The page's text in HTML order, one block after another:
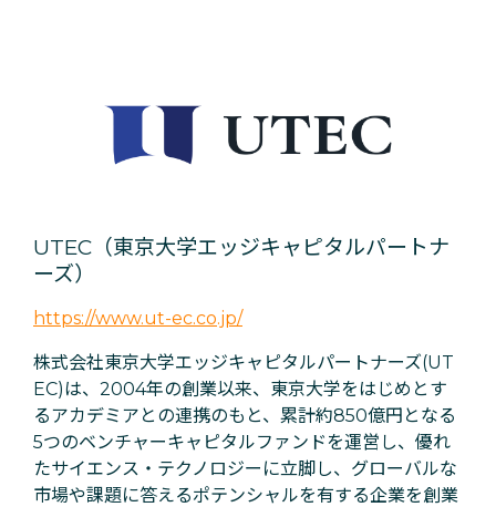
UTEC（東京大学エッジキャピタルパートナ
ーズ）
https://www.ut-ec.co.jp/
株式会社東京大学エッジキャピタルパートナーズ(UT
EC)は、2004年の創業以来、東京大学をはじめとす
るアカデミアとの連携のもと、累計約850億円となる
5つのベンチャーキャピタルファンドを運営し、優れ
たサイエンス・テクノロジーに立脚し、グローバルな
市場や課題に答えるポテンシャルを有する企業を創業